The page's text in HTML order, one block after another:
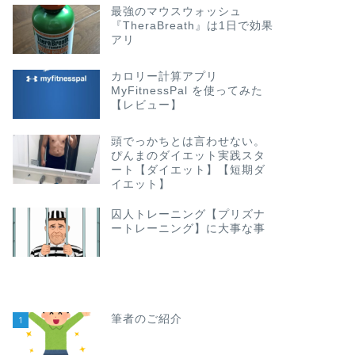
最強のマウスウォッシュ
『TheraBreath』は1日で効果
アリ
カロリー計算アプリ
MyFitnessPal を使ってみた
【レビュー】
頭でっかちとは言わせない。
ぴんまのダイエット実践スタ
ート【ダイエット】【短期ダ
イエット】
囚人トレーニング【プリズナ
ートレーニング】に大事な事
1 筆者のご紹介